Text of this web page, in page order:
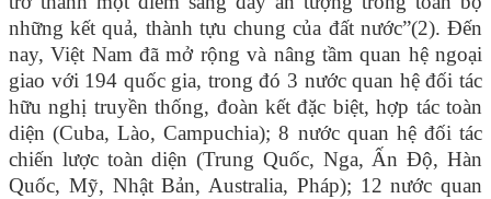
những kết quả, thành tựu chung của đất nước”(2). Đến
nay, Việt Nam đã mở rộng và nâng tầm quan hệ ngoại
giao với 194 quốc gia, trong đó 3 nước quan hệ đối tác
hữu nghị truyền thống, đoàn kết đặc biệt, hợp tác toàn
diện (Cuba, Lào, Campuchia); 8 nước quan hệ đối tác
chiến lược toàn diện (Trung Quốc, Nga, Ấn Độ, Hàn
Quốc, Mỹ, Nhật Bản, Australia, Pháp); 12 nước quan